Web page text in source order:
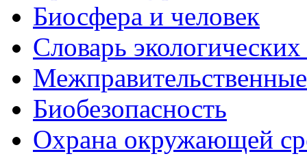
Биосфера и человек
Словарь
Биобезопасность
Охрана окружающей